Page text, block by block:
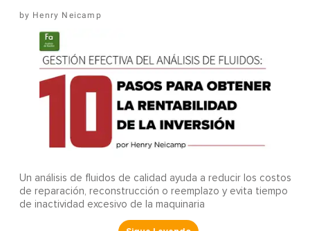
Henry Neicamp
Un análisis de fluidos de calidad ayuda a reducir los costos
de reparación, reconstrucción o reemplazo y evita tiempo
de inactividad excesivo de la maquinaria